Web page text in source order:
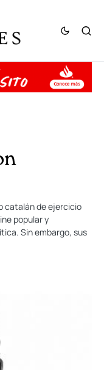
catalán de ejercicio
popular y
Sin embargo, sus